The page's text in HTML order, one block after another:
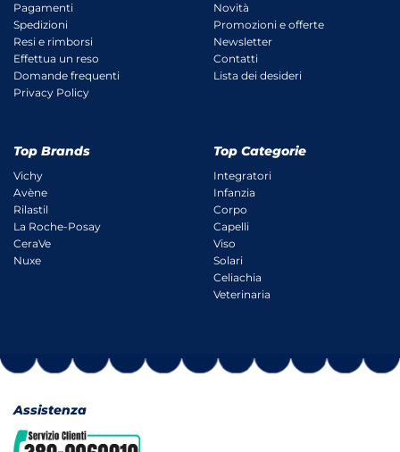
Pagamenti
Spedizioni
Resi e rimborsi
Effettua un reso
Domande frequenti
Privacy Policy
Novità
Promozioni e offerte
Newsletter
Contatti
Lista dei desideri
Top Brands
Vichy
Avène
Rilastil
La Roche-Posay
CeraVe
Nuxe
Top Categorie
Integratori
Infanzia
Corpo
Capelli
Viso
Solari
Celiachia
Veterinaria
Assistenza